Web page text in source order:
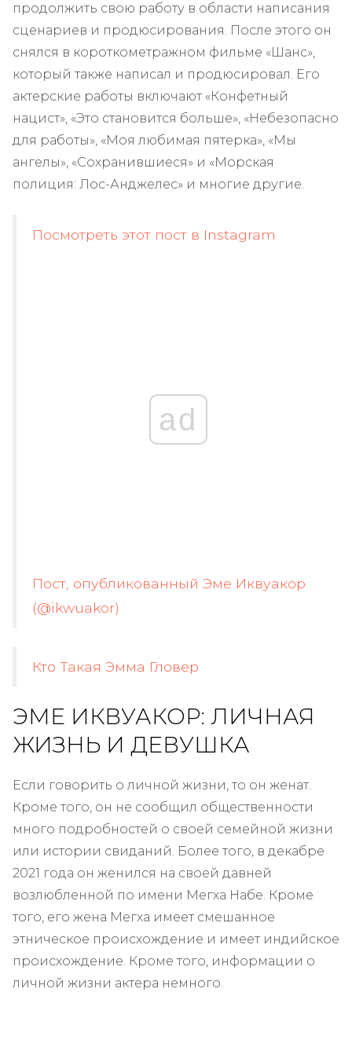
продолжить свою работу в области написания
сценариев и продюсирования. После этого он
снялся в короткометражном фильме «Шанс»,
который также написал и продюсировал. Его
актерские работы включают «Конфетный
нацист», «Это становится больше», «Небезопасно
для работы», «Моя любимая пятерка», «Мы
ангелы», «Сохранившиеся» и «Морская
полиция: Лос-Анджелес» и многие другие.
Посмотреть этот пост в Instagram
ad
Пост, опубликованный Эме Иквуакор
(@ikwuakor)
Кто Такая Эмма Гловер
ЭМЕ ИКВУАКОР: ЛИЧНАЯ
ЖИЗНЬ И ДЕВУШКА
Если говорить о личной жизни, то он женат.
Кроме того, он не сообщил общественности
много подробностей о своей семейной жизни
или истории свиданий. Более того, в декабре
2021 года он женился на своей давней
возлюбленной по имени Мегха Набе. Кроме
того, его жена Мегха имеет смешанное
этническое происхождение и имеет индийское
происхождение. Кроме того, информации о
личной жизни актера немного.